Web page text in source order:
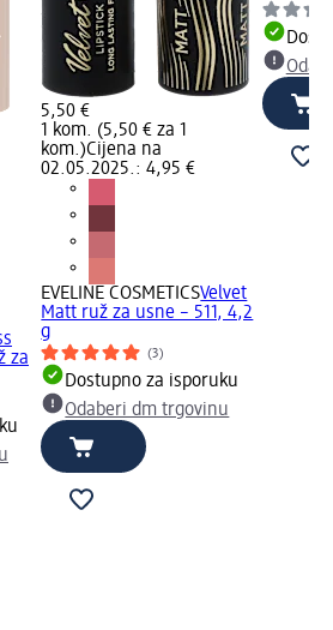
za
5,50 €
1 kom. (5,50 € za 1
kom.)Cijena na
02.05.2025.: 4,95 €
EVELINE COSMETICSVelvet
Matt ruž za usne – 511, 4,2
g
(3)
Dostupno za isporuku
Odaberi dm trgovinu